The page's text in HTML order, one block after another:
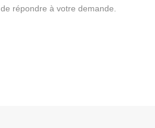
répondre à votre demande.